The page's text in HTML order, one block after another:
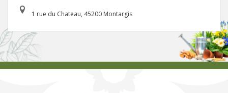
1 rue du Chateau, 45200 Montargis